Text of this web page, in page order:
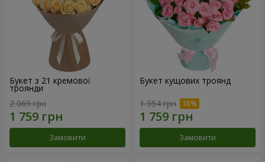
Букет з 21 кремової
троянди
2 069 грн
Замовити
Букет кущових троянд
1 954 грн
Замовити